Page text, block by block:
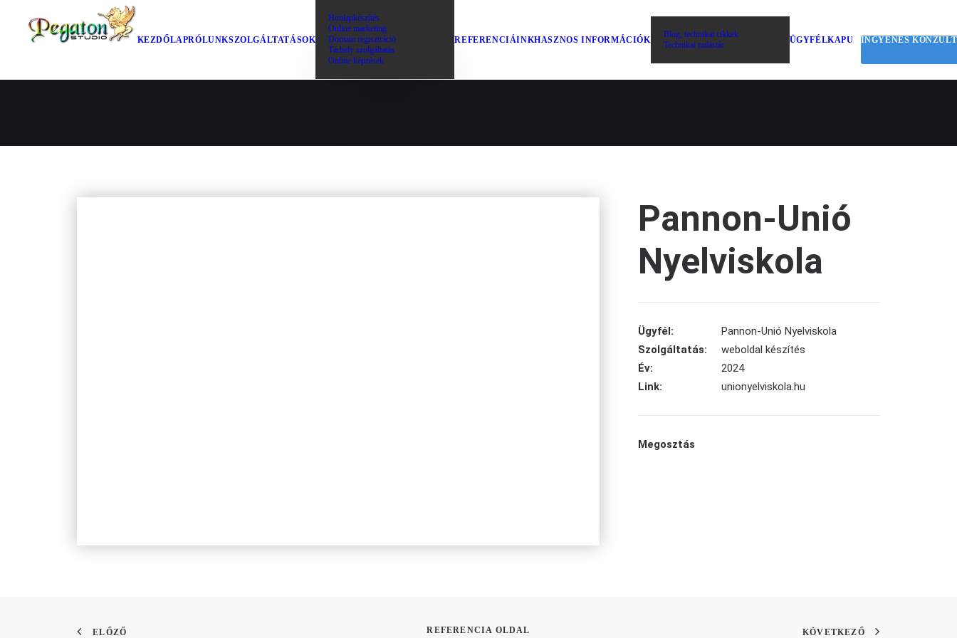
KEZDŐLAPRÓLUNKSZOLGÁLTATÁSOK
Honlapkészítés
Online marketing
Domain regisztráció
Tárhely szolgáltatás
Online képzések
REFERENCIÁINKHASZNOS INFORMÁCIÓK
Blog, technikai cikkek
Technikai tudástár
ÜGYFÉLKAPU INGYENES
Pannon-Unió
Nyelviskola
Ügyfél:
Pannon-Unió Nyelviskola
Szolgáltatás:
weboldal készítés
Év:
2024
Link:
unionyelviskola.hu
Megosztás
ELŐZŐ REFERENCIA OLDAL KÖVETKEZŐ